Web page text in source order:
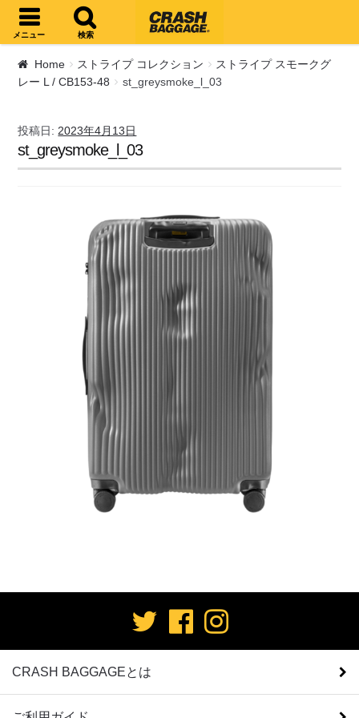
ナビゲーションへスキップ
コンテンツへスキップ
メニュー 検索
Home ストライプ コレクション
ストライプ スモークグ
レー L / CB153-48
st_greysmoke_l_03
投稿日: 2023年4月13日
st_greysmoke_l_03
CRASH BAGGAGEとは